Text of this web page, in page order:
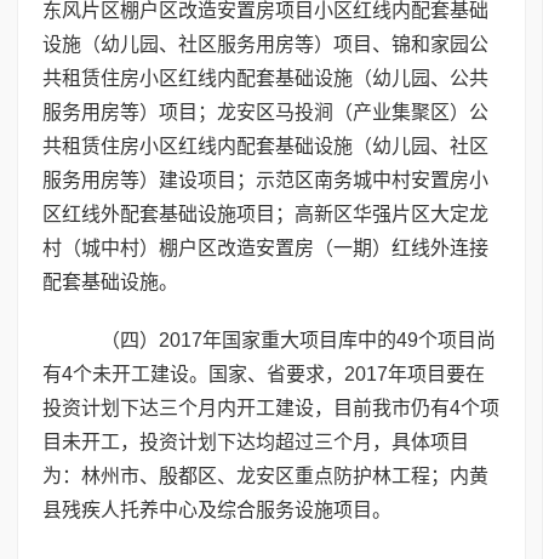
东风片区棚户区改造安置房项目小区红线内配套基础
设施（幼儿园、社区服务用房等）项目、锦和家园公
共租赁住房小区红线内配套基础设施（幼儿园、公共
服务用房等）项目；龙安区马投涧（产业集聚区）公
共租赁住房小区红线内配套基础设施（幼儿园、社区
服务用房等）建设项目；示范区南务城中村安置房小
区红线外配套基础设施项目；高新区华强片区大定龙
村（城中村）棚户区改造安置房（一期）红线外连接
配套基础设施。
（四）2017年国家重大项目库中的49个项目尚
有4个未开工建设。国家、省要求，2017年项目要在
投资计划下达三个月内开工建设，目前我市仍有4个项
目未开工，投资计划下达均超过三个月，具体项目
为：林州市、殷都区、龙安区重点防护林工程；内黄
县残疾人托养中心及综合服务设施项目。